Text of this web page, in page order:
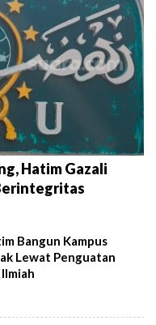
Hatim Gazali
Bangun Kampus
Lewat Penguatan